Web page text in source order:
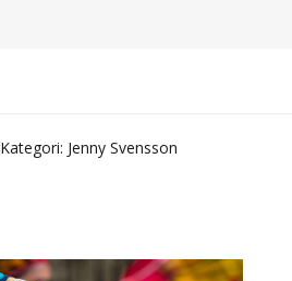
Kategori: Jenny Svensson